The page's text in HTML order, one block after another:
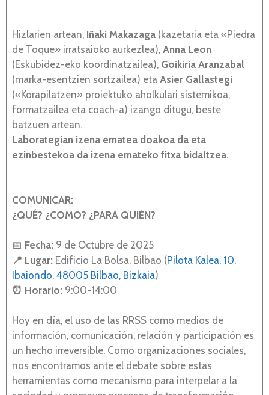
Hizlarien artean, Iñaki Makazaga(kazetaria eta «Piedra
de Toque» irratsaioko aurkezlea), Anna Leon
(Eskubidez-eko koordinatzailea), Goikiria Aranzabal
(marka-esentzien sortzailea) eta Asier Gallastegi
(«Korapilatzen» proiektuko aholkulari sistemikoa,
formatzailea eta coach-a) izango ditugu, beste
batzuen artean.
Laborategian izena ematea doakoa da eta
ezinbestekoa da izena emateko fitxa bidaltzea.
COMUNICAR:
¿QUÉ? ¿COMO? ¿PARA QUIÉN?
📅 Fecha: 9 de Octubre de 2025
📍 Lugar: Edificio La Bolsa, Bilbao (Pilota Kalea, 10,
Ibaiondo, 48005 Bilbao, Bizkaia)
⏰ Horario: 9:00-14:00
Hoy en día, el uso de las RRSS como medios de
información, comunicación, relación y participación es
un hecho irreversible. Como organizaciones sociales,
nos encontramos ante el debate sobre estas
herramientas como mecanismo para interpelar a la